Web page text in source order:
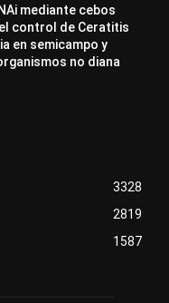
mediante cebos
control de Ceratitis
en semicampo y
no diana
3328
2819
1587